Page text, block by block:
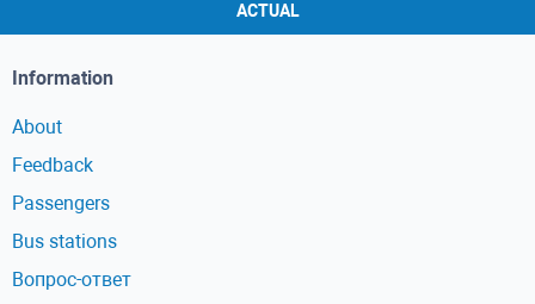
ACTUAL
Information
About
Feedback
Passengers
Bus stations
Вопрос-ответ